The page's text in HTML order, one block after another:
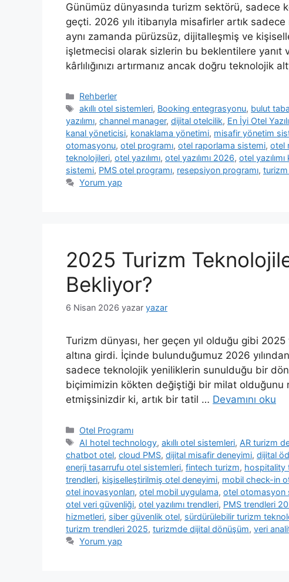
Günümüz dünyasında turizm sektörü, sadece
geçti. 2026 yılı itibarıyla misafirler artık
aynı zamanda pürüzsüz, dijitalleşmiş ve
işletmecisi olarak sizlerin bu beklentilere yanıt
kârlılığınızı artırmanız ancak doğru teknolojik
Kategoriler
Rehberler
Etiketler
akıllı otel sistemleri, Booking entegrasyonu, bulut
yazılımı, channel manager, dijital otelcilik, En İyi Otel
kanal yöneticisi, konaklama yönetimi, misafir yönetim
otomasyonu, otel programı, otel raporlama sistemi, otel
teknolojileri, otel yazılımı, otel yazılımı 2026, otel yazılımı
sistemi, PMS otel programı, resepsiyon programı, turizm
Yorum yap
2025 Turizm
Bekliyor?
6 Nisan 2026 yazar yazar
Turizm dünyası, her geçen yıl olduğu gibi
altına girdi. İçinde bulunduğumuz 2026
sadece teknolojik yeniliklerin sunulduğu bir
biçimimizin kökten değiştiği bir milat
etmişsinizdir ki, artık bir tatil … Devamını oku
Kategoriler
Otel Programı
Etiketler
AI hotel technology,akıllı otel sistemleri, AR turizm
chatbot otel, cloud PMS, dijital misafir deneyimi, dijital
enerji tasarrufu otel sistemleri, fintech turizm, hospitality
trendleri, kişiselleştirilmiş otel deneyimi, mobil check-in
otel inovasyonları, otel mobil uygulama, otel otomasyon
otel veri güvenliği, otel yazılımı trendleri, PMS trendleri
hizmetleri, siber güvenlik otel, sürdürülebilir turizm
turizm trendleri 2025, turizmde dijital dönüşüm, veri
Yorum yap